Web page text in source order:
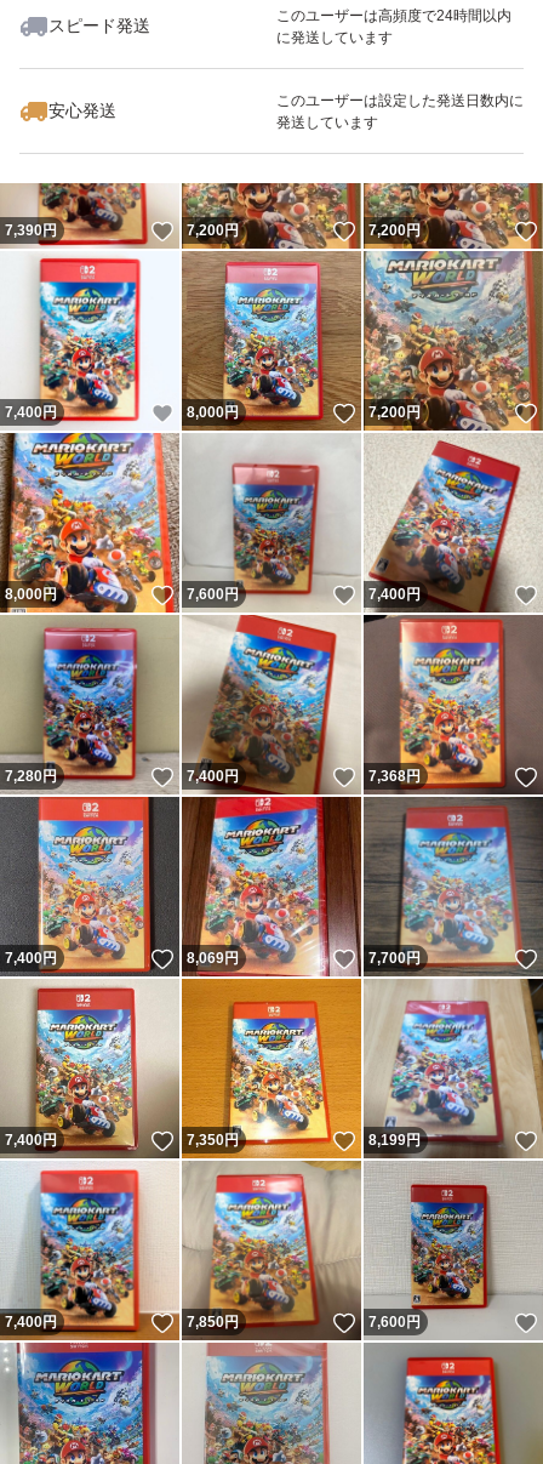
スピード発送
このユーザーは高頻度で24時間以内
に発送しています
安心発送
このユーザーは設定した発送日数内に
発送しています
いいね！
7,350
7,390円 いいね！
7,200円 いいね！
7,200円
7,400円 いいね！
8,000円 いいね！
7,200円
8,000円 いいね！
7,600円 いいね！
7,400円
7,280円 いいね！
7,400円 いいね！
7,368円
7,400円 いいね！
8,069円 いいね！
7,700円
7,400円 いいね！
7,350円 いいね！
8,199円
7,400円 いいね！
7,850円 いいね！
7,600円